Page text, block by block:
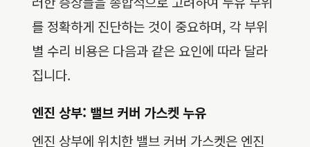
를 정확하게 진단하는 것이 중요하며, 각 부위
별 수리 비용은 다음과 같은 요인에 따라 달라
집니다.
엔진 상부: 밸브 커버 가스켓 누유
엔진 상부에 위치한 밸브 커버 가스켓은 엔진